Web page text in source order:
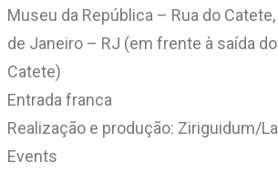
Museu da República – Rua do
de Janeiro – RJ (em frente à saída
Catete)
Entrada franca
Realização e produção: Ziriguidum/
Events